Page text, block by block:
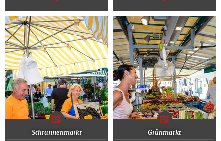
dalej dalej
Schrannenmarkt Grünmarkt